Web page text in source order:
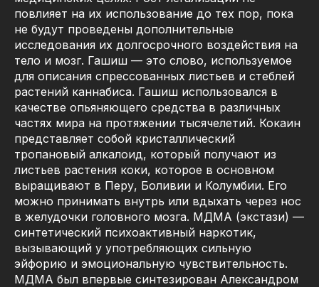
повлияет на их использование до тех пор, пока
не будут проведены дополнительные
исследования их долгосрочного воздействия на
тело и мозг. Гашиш — это слово, используемое
для описания спрессованных листьев и стеблей
растений каннабиса. Гашиш использовался в
качестве опьяняющего средства в различных
частях мира на протяжении тысячелетий. Кокаин
представляет собой кристаллический
тропановый алкалоид, который получают из
листьев растения коки, которое в основном
выращивают в Перу, Боливии и Колумбии. Его
можно принимать внутрь или вдыхать через нос
в желудочки головного мозга. МДМА (экстази) —
синтетический психоактивный наркотик,
вызывающий у употребляющих сильную
эйфорию и эмоциональную чувствительность.
МДМА был впервые синтезирован Александром